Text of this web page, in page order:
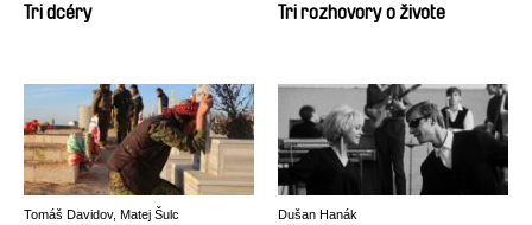
Tri dcéry Tri rozhovory o živote
Tomáš Davidov, Matej Šulc Dušan Hanák